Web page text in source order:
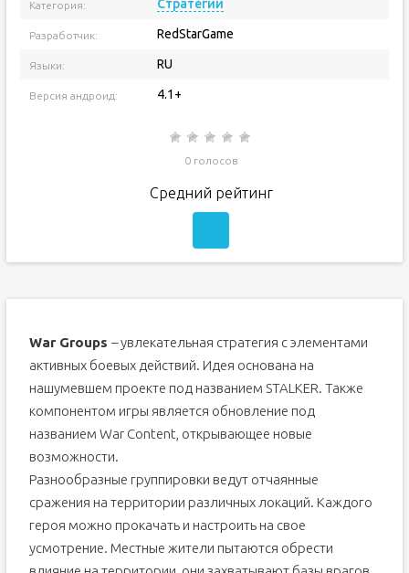
Категория:
Стратегии
Разработчик: RedStarGame
Языки: RU
Версия андроид: 4.1+
0 голосов
Средний рейтинг
War Groups – увлекательная стратегия с элементами
активных боевых действий. Идея основана на
нашумевшем проекте под названием STALKER. Также
компонентом игры является обновление под
названием War Content, открывающее новые
возможности.
Разнообразные группировки ведут отчаянные
сражения на территории различных локаций. Каждого
героя можно прокачать и настроить на свое
усмотрение. Местные жители пытаются обрести